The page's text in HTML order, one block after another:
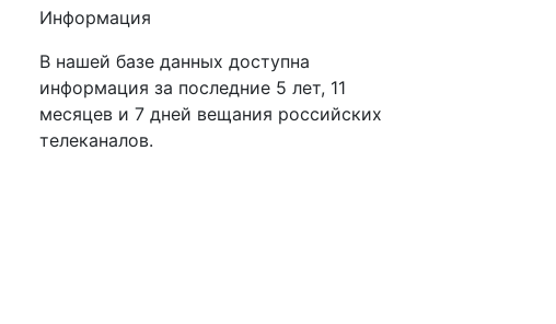
Информация
В нашей базе данных доступна
информация за последние 5 лет, 11
месяцев и 7 дней вещания российских
телеканалов.